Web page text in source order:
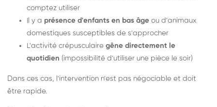
comptez utiliser
Il y a présence d'enfants en bas âge ou d'animaux
domestiques susceptibles de s'approcher
L'activité crépusculaire gêne directement le
quotidien (impossibilité d'utiliser une pièce le soir)
Dans ces cas, l'intervention n'est pas négociable et doit
être rapide.